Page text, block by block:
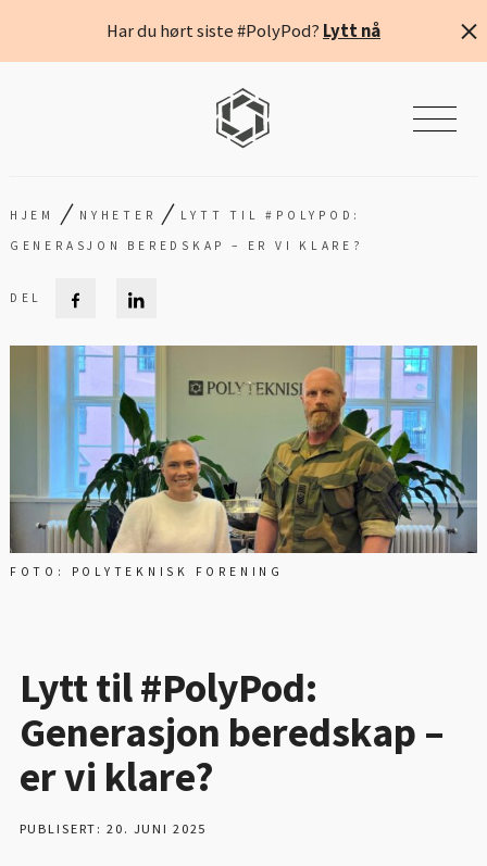
Har du hørt siste #PolyPod? Lytt nå
HJEM / NYHETER / LYTT TIL #POLYPOD:
GENERASJON BEREDSKAP – ER VI KLARE?
FOTO: POLYTEKNISK FORENING
Lytt til #PolyPod:
Generasjon beredskap –
er vi klare?
PUBLISERT: 20. JUNI 2025